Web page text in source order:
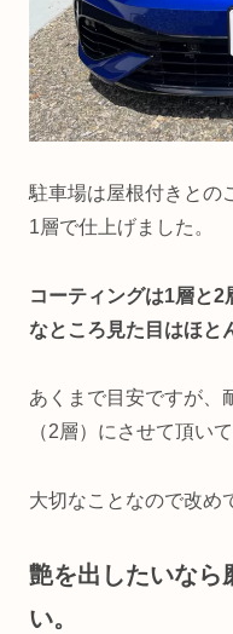
駐車場は屋根付きとの
1層で仕上げました。
コーティングは1層と
なところ見た目はほと
あくまで目安ですが、
（2層）にさせて頂い
大切なことなので改め
艶を出したいなら
い。